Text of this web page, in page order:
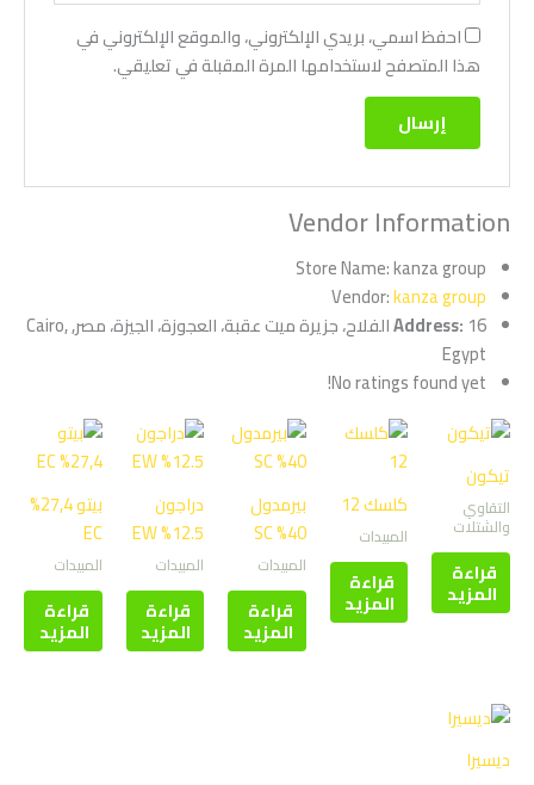
احفظ اسمي، بريدي الإلكتروني، والموقع الإلكتروني في
هذا المتصفح لاستخدامها المرة المقبلة في تعليقي.
Vendor Information
Store Name:kanza group
Vendor:kanza group
Address:
16 الفلاح، جزيرة ميت عقبة، العجوزة، الجيزة، مصر, Cairo,
Egypt
No ratings found yet!
تيكون
التقاوي
والشتلات
قراءة
المزيد
كلسك 12
المبيدات
قراءة
المزيد
بيرمدول
40% SC
المبيدات
قراءة
المزيد
دراجون
12.5% EW
المبيدات
قراءة
المزيد
بيتو 27,4%
EC
المبيدات
قراءة
المزيد
ديسيرا